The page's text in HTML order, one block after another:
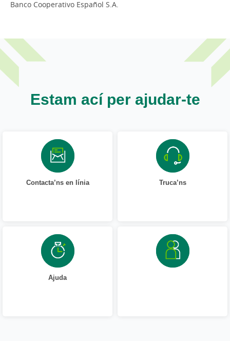
Banco Cooperativo Español S.A.
Estam ací per ajudar-te
Contacta’ns en línia Truca’ns
Ajuda